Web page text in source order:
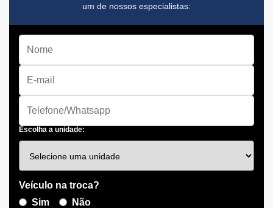
um de nossos especialistas:
Escolha a unidade:
Veículo na troca?
Sim
Não